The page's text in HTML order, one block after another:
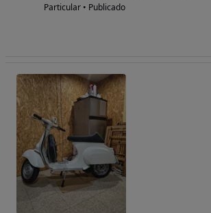
Particular • Publicado